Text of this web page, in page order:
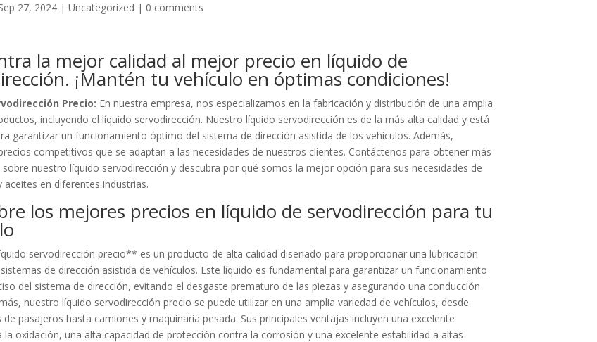
27, 2024| Uncategorized | 0 comments
la mejor calidad al mejor precio en líquido de
¡Mantén tu vehículo en óptimas condiciones!
Precio: En nuestra empresa, nos especializamos en la fabricación y distribución de una amplia
incluyendo el líquido servodirección. Nuestro líquido servodirección es de la más alta calidad y está
garantizar un funcionamiento óptimo del sistema de dirección asistida de los vehículos. Además,
competitivos que se adaptan a las necesidades de nuestros clientes. Contáctenos para obtener más
nuestro líquido servodirección y descubra por qué somos la mejor opción para sus necesidades de
aceites en diferentes industrias.
los mejores precios en líquido de servodirección para tu
servodirección precio** es un producto de alta calidad diseñado para proporcionar una lubricación
de dirección asistida de vehículos. Este líquido es fundamental para garantizar un funcionamiento
del sistema de dirección, evitando el desgaste prematuro de las piezas y asegurando una conducción
nuestro líquido servodirección precio se puede utilizar en una amplia variedad de vehículos, desde
pasajeros hasta camiones y maquinaria pesada. Sus principales ventajas incluyen una excelente
la oxidación, una alta capacidad de protección contra la corrosión y una excelente estabilidad a altas